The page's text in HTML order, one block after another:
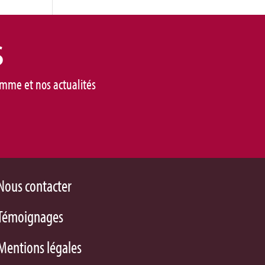
et nos actualités
contacter
légales